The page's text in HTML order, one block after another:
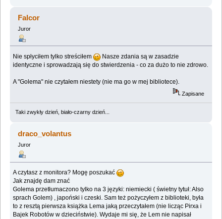
Falcor
Juror
Nie spłyciłem tylko streściłem
Nasze zdania są w zasadzie
identyczne i sprowadzają się do stwierdzenia - co za dużo to nie zdrowo.
A "Golema" nie czytałem niestety (nie ma go w mej bibliotece).
Zapisane
Taki zwykły dzień, biało-czarny dzień...
draco_volantus
Juror
A czytasz z monitora? Mogę poszukać
Jak znajdę dam znać
Golema przetłumaczono tylko na 3 języki: niemiecki ( świetny tytuł: Also
sprach Golem) , japoński i czeski. Sam też pożyczyłem z biblioteki, była
to z resztą pierwsza książka Lema jaką przeczytałem (nie licząc Pirxa i
Bajek Robotów w dzieciństwie). Wydaje mi się, że Lem nie napisał